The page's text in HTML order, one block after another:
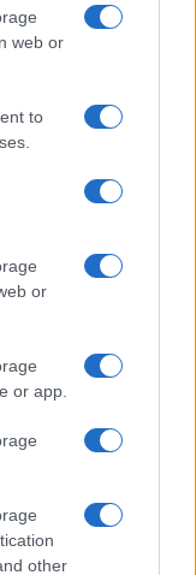
web or
to
or
or app.
other
l’egiziano
frasi
annotata
«Sono un
dieci
dimesso
Le parole
con tre